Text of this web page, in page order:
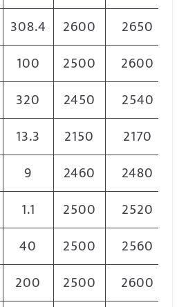
308.4 2600
2650
100 2500
2600
320 2450
2540
13.3 2150
2170
9 2460
2480
1.1 2500
2520
40 2500
2560
200 2500
2600